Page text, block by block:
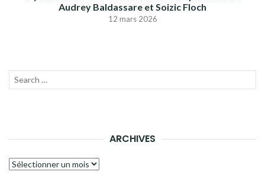
Audrey Baldassare et Soizic Floch
12 mars 2026
Recherche
ARCHIVES
Archives